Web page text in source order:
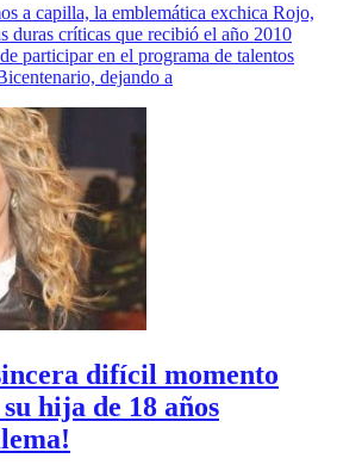
a capilla, la emblemática exchica Rojo,
duras críticas que recibió el año 2010
participar en el programa de talentos
dejando a
difícil momento
hija de 18 años